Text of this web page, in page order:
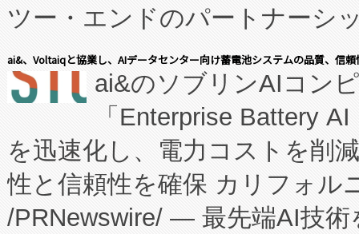
ツー・エンドのパートナーシ
表しました。 同社の実績ある
manufacturing™ (FCCM™) プ
たNeXは、バイオ医薬品製造
従来のフェッドバッチ施設の
に、患者やサプライチェーン
キー方式で拡張性が高く、持
ai&、Voltaiqと協業し、AIデータセンター向け蓄電池システムの品質、信
ai&のソブリンAIコン
「Enterprise Battery
を迅速化し、電力コストを削
性と信頼性を確保 カリフォル
/PRNewswire/ — 最先端AI技術